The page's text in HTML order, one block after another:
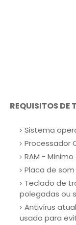
REQUISITOS DE
Sistema
Processador
RAM -
Placa de som
Teclado de
polegadas ou
Antivírus
usado para